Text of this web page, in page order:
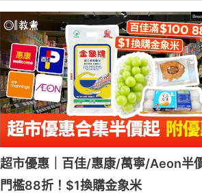
超市優惠｜百佳/惠康/萬寧/Aeon半
門檻88折！$1換購金象米